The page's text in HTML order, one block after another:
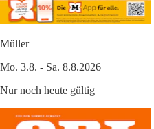
Müller
Mo. 3.8. - Sa. 8.8.2026
Nur noch heute gültig